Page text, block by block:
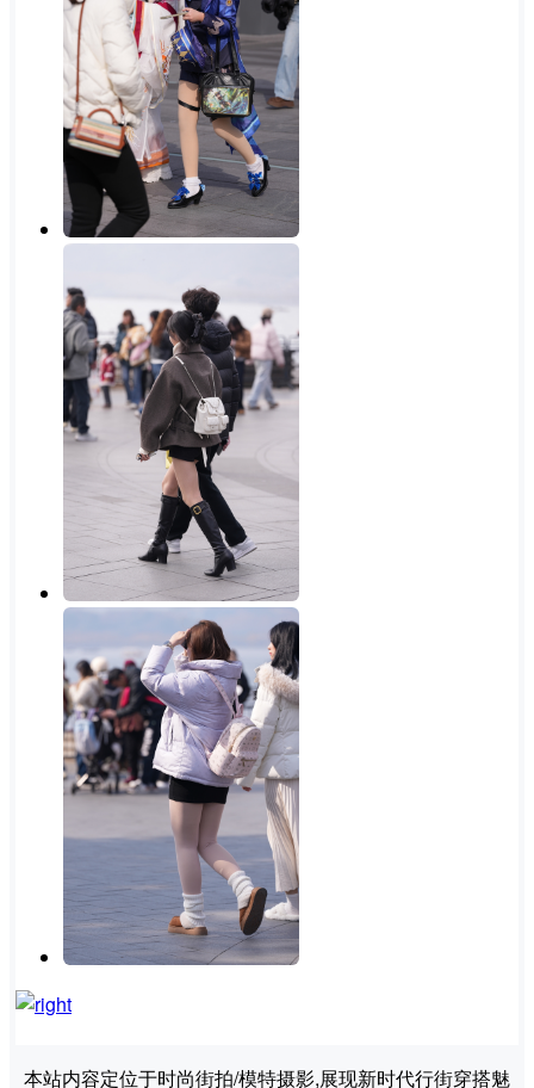
本站内容定位于时尚街拍/模特摄影,展现新时代行街穿搭魅